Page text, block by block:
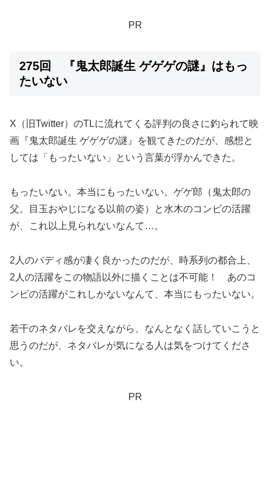
PR
275回 『鬼太郎誕生 ゲゲゲの謎』はもっ
たいない
X（旧Twitter）のTLに流れてくる評判の良さに釣られて映
画『鬼太郎誕生 ゲゲゲの謎』を観てきたのだが、感想と
しては「もったいない」という言葉が浮かんできた。
もったいない。本当にもったいない。ゲゲ郎（鬼太郎の
父。目玉おやじになる以前の姿）と水木のコンビの活躍
が、これ以上見られないなんて…。
2人のバディ感が凄く良かったのだが、時系列の都合上、
2人の活躍をこの物語以外に描くことは不可能！ あのコ
ンビの活躍がこれしかないなんて、本当にもったいない。
若干のネタバレを交えながら、なんとなく話していこうと
思うのだが、ネタバレが気になる人は気をつけてくださ
い。
PR